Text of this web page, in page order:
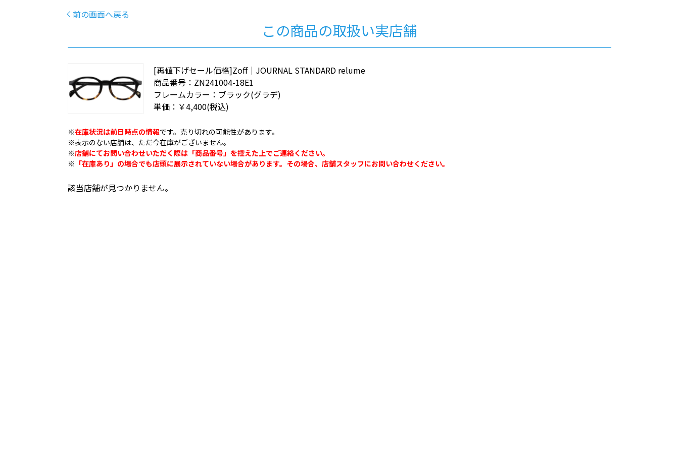
前の画面へ戻る
この商品の取扱い実店舗
[再値下げセール価格]Zoff｜JOURNAL STANDARD relume
商品番号： ZN241004-18E1
フレームカラー： ブラック(グラデ)
単価： ￥4,400(税込)
※在庫状況は前日時点の情報です。売り切れの可能性があります。
※表示のない店舗は、ただ今在庫がございません。
※店舗にてお問い合わせいただく際は「商品番号」を控えた上でご連絡ください。
※ 「在庫あり」の場合でも店頭に展示されていない場合があります。その場合、店舗スタッフにお問い合わせください。
該当店舗が見つかりません。